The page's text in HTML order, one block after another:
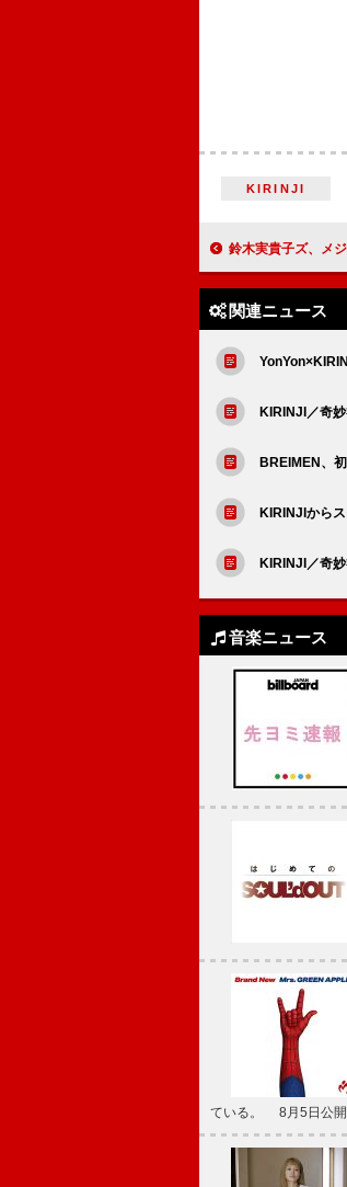
KIRINJI
鈴木実貴子ズ、メジ
関連ニュース
KIRINJI／奇
BREIMEN、
KIRINJIから
KIRINJI／奇
音楽ニュース
ている。 8月5日公